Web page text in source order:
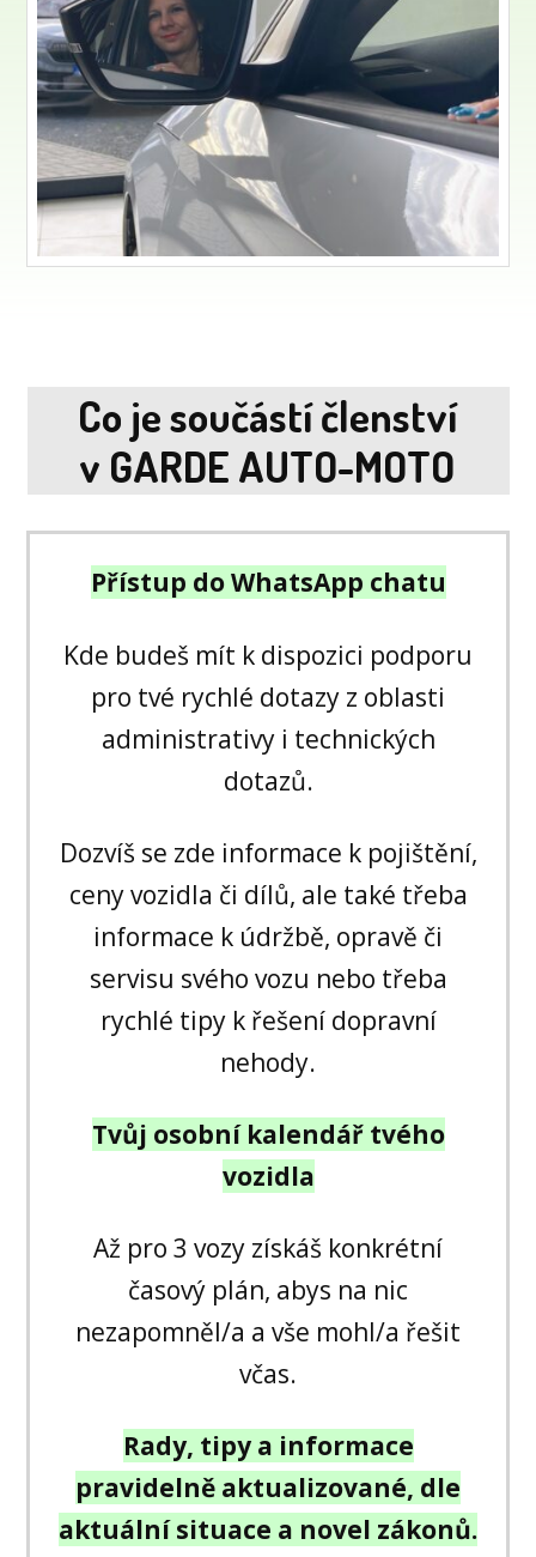
Co je součástí členství
v GARDE AUTO-MOTO
Přístup do WhatsApp chatu
Kde budeš mít k dispozici podporu
pro tvé rychlé dotazy z oblasti
administrativy i technických
dotazů.
Dozvíš se zde informace k pojištění,
ceny vozidla či dílů, ale také třeba
informace k údržbě, opravě či
servisu svého vozu nebo třeba
rychlé tipy k řešení dopravní
nehody.
Tvůj osobní kalendář tvého
vozidla
Až pro 3 vozy získáš konkrétní
časový plán, abys na nic
nezapomněl/a a vše mohl/a řešit
včas.
Rady, tipy a informace
pravidelně aktualizované, dle
aktuální situace a novel zákonů.